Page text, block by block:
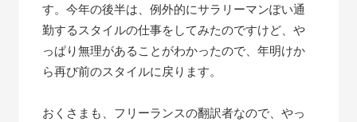
す。今年の後半は、例外的にサラリーマンぽい通
勤するスタイルの仕事をしてみたのですけど、や
っぱり無理があることがわかったので、年明けか
ら再び前のスタイルに戻ります。
おくさまも、フリーランスの翻訳者なので、やっ